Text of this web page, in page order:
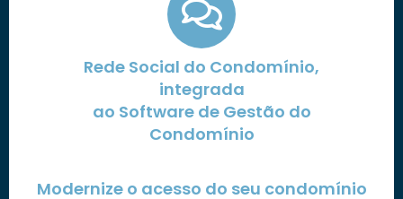
Rede Social do Condomínio,
integrada
ao Software de Gestão do
Condomínio
Modernize o acesso do seu condomínio